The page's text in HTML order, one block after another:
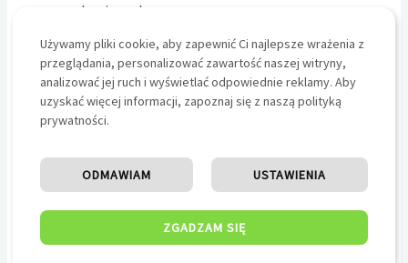
wahanie rynku.
Wyjdź z szufladki utopijnych marzycieli, którzy odmawiają
zaakceptowania chłodnych i w pełni zinformatyzowanych
realiów 2026 roku. Skoro produkujesz wspaniały montaż,
obowiązkiem jest użycie każdej legalnej w wirtualnym
obiegu siły, by wepchnąć swoje rozwiązania przed oczy
setek tysięcy nowych decydentów. Zbuduj wokół swoich
premier aurę rynkowego fenomenu za pomocą
Używamy pliki cookie, aby zapewnić Ci najlepsze wrażenia z
przeglądania, personalizować zawartość naszej witryny,
analizować jej ruch i wyświetlać odpowiednie reklamy. Aby
uzyskać więcej informacji, zapoznaj się z naszą polityką
prywatności.
ZGADZAM SIĘ
USTAWIENIA
ODMAWIAM